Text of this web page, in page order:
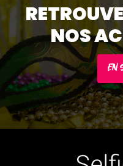
NOS
EN